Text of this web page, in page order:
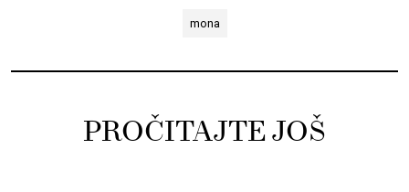
mona
PROČITAJTE JOŠ